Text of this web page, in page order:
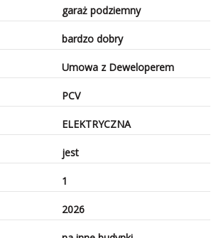
garaż podziemny
bardzo dobry
Umowa z Deweloperem
PCV
ELEKTRYCZNA
jest
1
2026